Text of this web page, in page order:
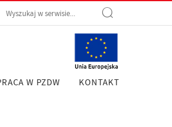
W PZDW KONTAKT